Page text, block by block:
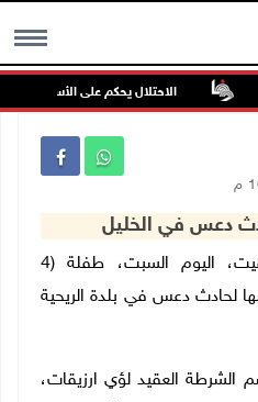
MENU
الاحتلال يحكم على الأسير عطا أبو رميلة بالسجن 42
دعس في الخليل
الخليل 2-4-2022 وفا- لقيت، اليوم السبت، طفلة (4
لحادث دعس في بلدة الريحية
الشرطة العقيد لؤي ارزيقات،